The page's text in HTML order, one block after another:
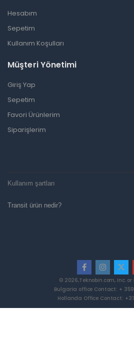
Hesabım
Sepetim
Kullanım Koşulları
Müşteri Yönetimi
Giriş Yap
Sepetim
Favori Ürünlerim
Siparişlerim
Kullanım şartları
Transit ürün nedir?
© 2026,Teknobin.com, Inc.
Bulgaria office Contact: +
Hollanda Office Contact: